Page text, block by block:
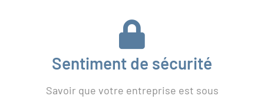
Sentiment de sécurité
Savoir que votre entreprise est sous